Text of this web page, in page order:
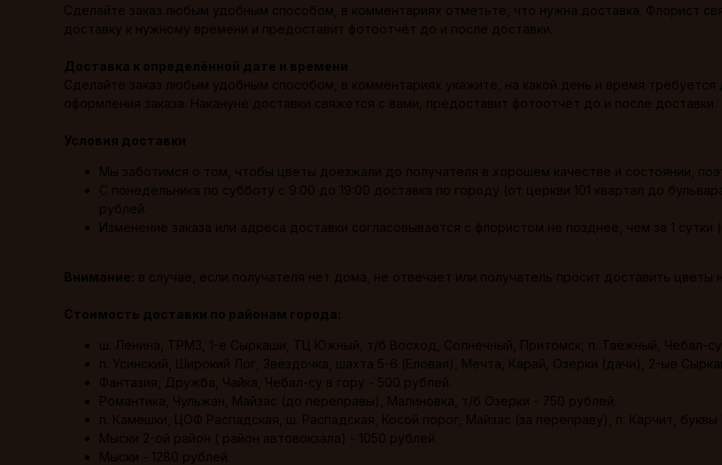
Сделайте заказ любым удобным способом, в комментариях отметьте, что нужна доставка. Флорист
доставку к нужному времени и предоставит фотоотчёт до и после доставки.
Доставка к определённой дате и времени
Сделайте заказ любым удобным способом, в комментариях укажите, на какой день и время
оформления заказа. Накануне доставки свяжется с вами, предоставит фотоотчёт до и после доставки.
Условия доставки
Мы заботимся о том, чтобы цветы доезжали до получателя в хорошем качестве и состоянии,
С понедельника по субботу с 9:00 до 19:00 доставка по городу (от церкви 101 квартал до
рублей.
Изменение заказа или адреса доставки согласовывается с флористом не позднее, чем за 1 сутки
Внимание: в случае, если получателя нет дома, не отвечает или получатель просит доставить
Стоимость доставки по районам города:
ш. Ленина, ТРМЗ, 1-е Сыркаши, ТЦ Южный, т/б Восход, Солнечный, Притомск, п. Таёжный, Чебал-
п. Усинский, Широкий Лог, Звёздочка, шахта 5-6 (Еловая), Мечта, Карай, Озерки (дачи), 2-ые
Фантазия, Дружба, Чайка, Чебал-су в гору - 500 рублей.
Романтика, Чульжан, Майзас (до переправы), Малиновка, т/б Озерки - 750 рублей.
п. Камешки, ЦОФ Распадская, ш. Распадская, Косой порог, Майзас (за переправу), п. Карчит,
Мыски 2-ой район ( район автовокзала) - 1050 рублей.
Мыски - 1280 рублей.